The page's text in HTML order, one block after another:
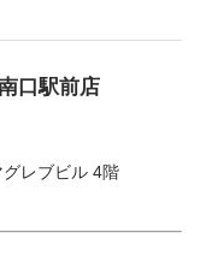
口駅前店
レブビル 4階